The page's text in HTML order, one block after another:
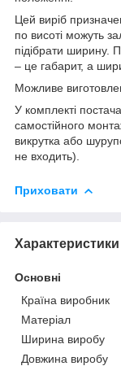
Цей виріб
по висоті можуть
підібрати ширину.
– це габарит, а
Можливе
У комплекті
самостійного
викрутка або
не входить).
Приховати
Характеристики
Основні
Країна виробник
Матеріал
Ширина виробу
Довжина виробу